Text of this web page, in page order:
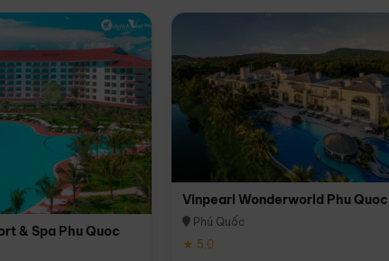
& Spa Phu Quoc
Vinpearl Wonderworld Phu Quoc
Phú Quốc
★ 5.0